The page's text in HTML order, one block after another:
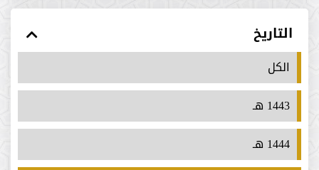
التاريخ
الكل
1443 هـ
1444 هـ